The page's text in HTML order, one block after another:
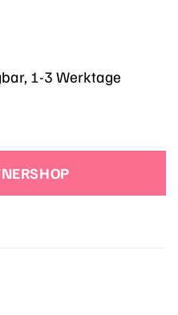
1-3 Werktage